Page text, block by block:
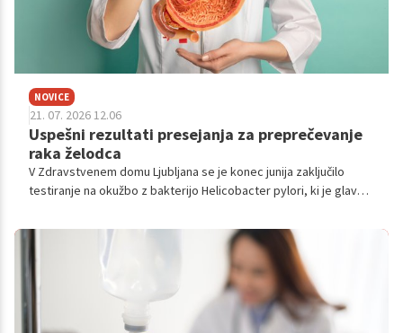
NOVICE
21. 07. 2026 12.06
Uspešni rezultati presejanja za preprečevanje
raka želodca
V Zdravstvenem domu Ljubljana se je konec junija zaključilo
testiranje na okužbo z bakterijo Helicobacter pylori, ki je glavni